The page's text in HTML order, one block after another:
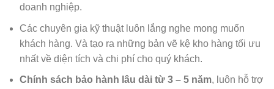
doanh nghiệp.
Các chuyên gia kỹ thuật luôn lắng nghe mong muốn
khách hàng. Và tạo ra những bản vẽ kệ kho hàng tối ưu
nhất về diện tích và chi phí cho quý khách.
Chính sách bảo hành lâu dài từ 3 – 5 năm, luôn hỗ trợ